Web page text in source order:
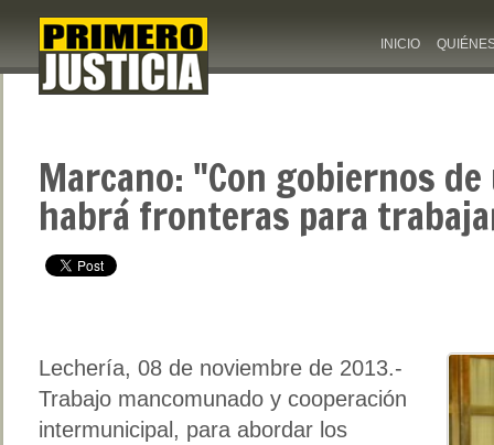
INICIO
Marcano: "Con gobiernos
habrá fronteras para
Lechería, 08 de noviembre de 2013.-
Trabajo mancomunado y cooperación
intermunicipal, para abordar los